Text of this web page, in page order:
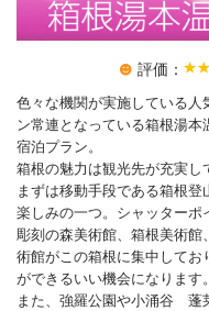
評価：
色々な機関が実施している人
ン常連となっている箱根湯
宿泊プラン。
箱根の魅力は観光先が充実し
まずは移動手段である箱根
楽しみの一つ。シャッターポ
彫刻の森美術館、箱根美術
術館がこの箱根に集中してお
ができるいい機会になります。
また、強羅公園や小涌谷 蓬